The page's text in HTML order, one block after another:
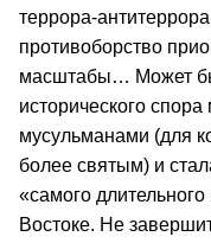
противоборство
масштабы… Может
исторического
мусульманами (для
более святым) и
«самого
Востоке. Не